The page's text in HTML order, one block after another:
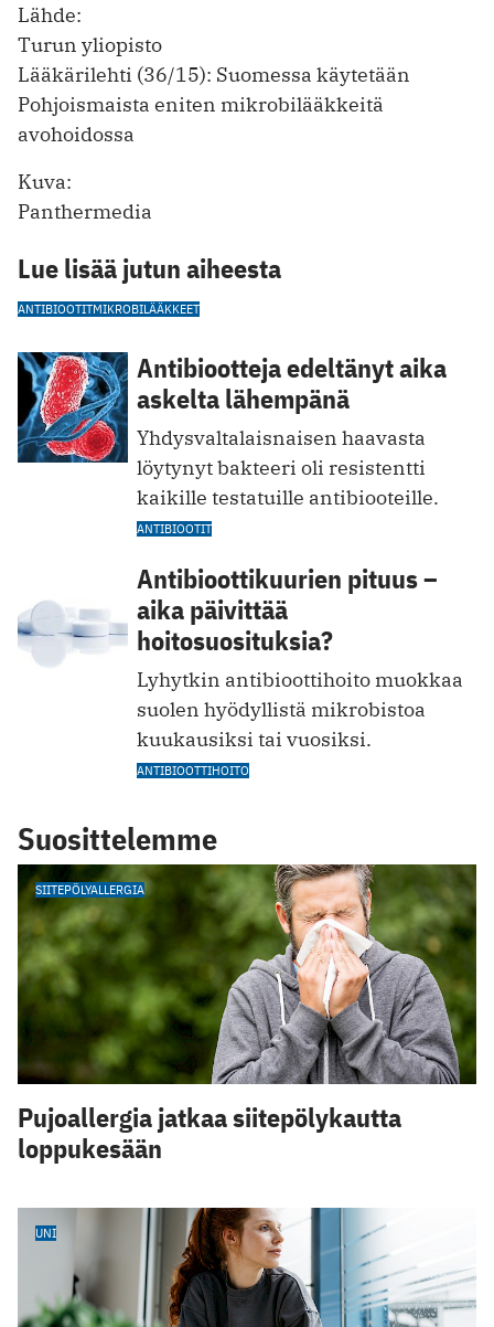
Lähde:
Turun yliopisto
Lääkärilehti (36/15): Suomessa käytetään
Pohjoismaista eniten mikrobilääkkeitä
avohoidossa
Kuva:
Panthermedia
Lue lisää jutun aiheesta
ANTIBIOOTITMIKROBILÄÄKKEET
Antibiootteja edeltänyt aika
askelta lähempänä
Yhdysvaltalaisnaisen haavasta
löytynyt bakteeri oli resistentti
kaikille testatuille antibiooteille.
ANTIBIOOTIT
Antibioottikuurien pituus –
aika päivittää
hoitosuosituksia?
Lyhytkin antibioottihoito muokkaa
suolen hyödyllistä mikrobistoa
kuukausiksi tai vuosiksi.
ANTIBIOOTTIHOITO
Suosittelemme
SIITEPÖLYALLERGIA
Pujoallergia jatkaa siitepölykautta
loppukesään
UNI